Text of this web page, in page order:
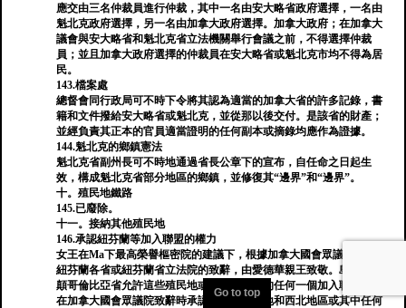
應交由三名仲裁員進行仲裁，其中一名由安大略省政府選擇，一名由
魁北克政府選擇，另一名由加拿大政府選擇。加拿大政府；在加拿大
議會與安大略省和魁北克省立法機關舉行會議之前，不得選擇仲裁
員；並且加拿大政府選擇的仲裁員在安大略省或魁北克市均不得為居
民。
143.檔案處
總督會同行政局可不時下令將其認為適當的加拿大省的許多記錄，書
籍和文件撥給安大略省或魁北克，並從那以後交付。是該省的財產；
並經負責其正本的官員適當證明的任何副本或摘錄均應作為證據。
144.魁北克的鄉鎮憲法
魁北克省副州長可不時地通過省長公章下的宣布，自任命之日起生
效，構成魁北克省部分地區的鄉鎮，並修復其“邊界”和“邊界”。
十。殖民地鐵路
145.已廢除。
十一。接納其他殖民地
146.承認紐芬蘭等加入聯盟的權力
女王在Ma下最高榮譽樞密院的建議下，根據加拿大國會眾議院以及
紐芬蘭各省或紐芬蘭省立法院的致辭，由愛德華親王致敬。島和不列
顛哥倫比亞省允許這些殖民地或省份或其中的任何一個加入聯盟，並
在加拿大國會眾議院致辭時承認魯珀特的土地和西北地區或其中任何
Go to top